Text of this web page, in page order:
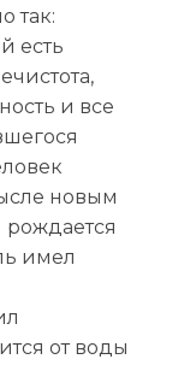
так:
есть
и все
новым
имел
от воды